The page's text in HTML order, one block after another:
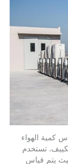
كمية الهواء
تستخدم
يتم قياس